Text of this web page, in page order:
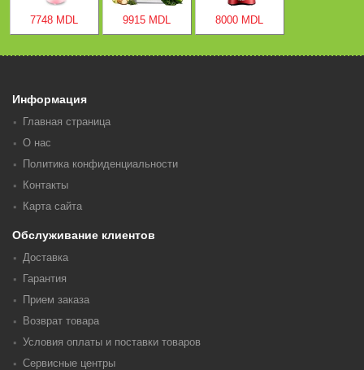
7748 MDL 9915 MDL 8000 MDL
Информация
Главная страница
О нас
Политика конфиденциальности
Контакты
Карта сайта
Обслуживание клиентов
Доставка
Гарантия
Прием заказа
Возврат товара
Условия оплаты и поставки товаров
Сервисные центры